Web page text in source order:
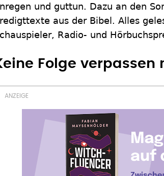
und guttun. Dazu an den
aus der Bibel. Alles
Radio- und
Folge